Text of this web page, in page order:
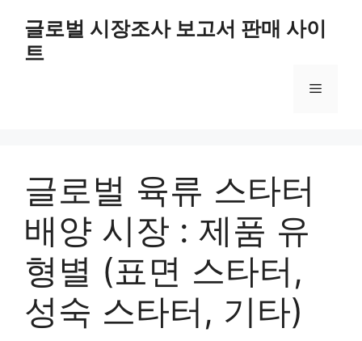
content
글로벌 시장조사 보고서 판매 사이
트
Menu
글로벌 육류 스타터
배양 시장 : 제품 유
형별 (표면 스타터,
성숙 스타터, 기타)